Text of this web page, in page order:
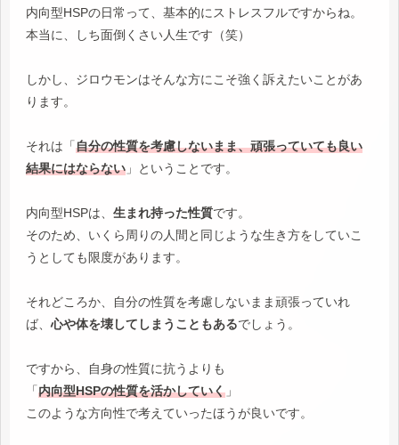
内向型HSPの日常って、基本的にストレスフルですからね。
本当に、しち面倒くさい人生です（笑）
しかし、ジロウモンはそんな方にこそ強く訴えたいことがあ
ります。
それは「自分の性質を考慮しないまま、頑張っていても良い
結果にはならない 」ということです。
内向型HSPは、 生まれ持った性質です。
そのため、いくら周りの人間と同じような生き方をしていこ
うとしても限度があります。
それどころか、自分の性質を考慮しないまま頑張っていれ
ば、 心や体を壊してしまうこともあるでしょう。
ですから、自身の性質に抗うよりも
「内向型HSPの性質を活かしていく 」
このような方向性で考えていったほうが良いです。